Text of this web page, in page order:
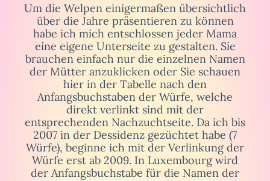
Um die Welpen einigermaßen übersichtlich
über die Jahre präsentieren zu können
habe ich mich entschlossen jeder Mama
eine eigene Unterseite zu gestalten. Sie
brauchen einfach nur die einzelnen Namen
der Mütter anzuklicken oder Sie schauen
hier in der Tabelle nach den
Anfangsbuchstaben der Würfe, welche
direkt verlinkt sind mit der
entsprechenden Nachzuchtseite. Da ich bis
2007 in der Dessidenz gezüchtet habe (7
Würfe), beginne ich mit der Verlinkung der
Würfe erst ab 2009. In Luxembourg wird
der Anfangsbuchstabe für die Namen der